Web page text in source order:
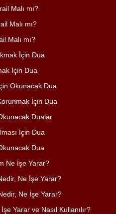
Malı mı?
Malı mı?
Malı mı?
İçin Dua
İçin Dua
Okunacak Dua
İçin Dua
Dualar
İçin Dua
Dua
Ne İşe Yarar?
Ne İşe Yarar?
Ne İşe Yarar?
Yarar ve Nasıl Kullanılır?